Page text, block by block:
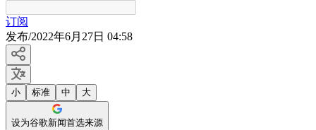
订阅
发布/2022年6月27日 04:58
小 标准 中 大
设为谷歌新闻首选来源